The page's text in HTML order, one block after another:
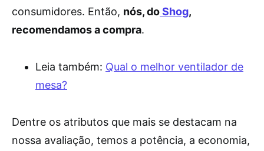
consumidores. Então, nós, doShog,
recomendamos a compra.
Leia também: Qual o melhor ventilador de
mesa?
Dentre os atributos que mais se destacam na
nossa avaliação, temos a potência, a economia,